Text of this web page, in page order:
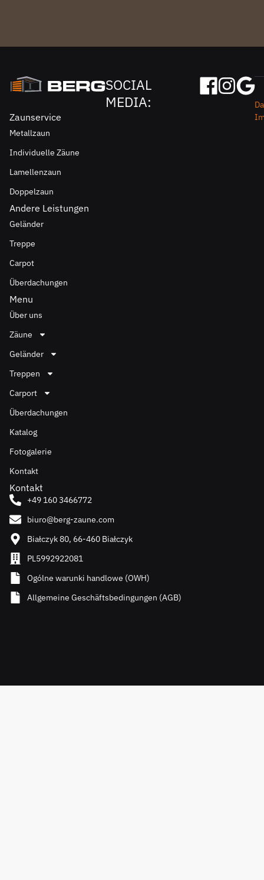
SOCIAL
MEDIA:
Zaunservice
Metallzaun
Individuelle Zäune
Lamellenzaun
Doppelzaun
Andere Leistungen
Geländer
Treppe
Carpot
Überdachungen
Menu
Über uns
Zäune
Geländer
Treppen
Carport
Überdachungen
Katalog
Fotogalerie
Kontakt
Kontakt
+49 160 3466772
biuro@berg-zaune.com
Białczyk 80, 66-460 Białczyk
PL5992922081
Ogólne warunki handlowe (OWH)
Allgemeine Geschäftsbedingungen (AGB)